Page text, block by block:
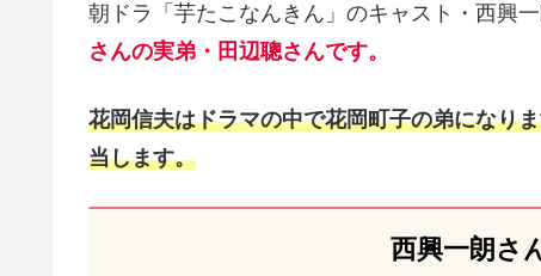
朝ドラ「芋たこなんきん」のキャスト・西興
さんの実弟・田辺聰さんです。
花岡信夫はドラマの中で花岡町子の弟になり
当します。
西興一朗さ